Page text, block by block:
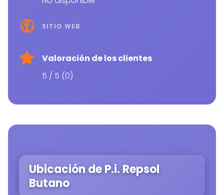
SITIO WEB
Valoración de los clientes
5 / 5 (0)
Ubicación de P.i. Repsol
Butano